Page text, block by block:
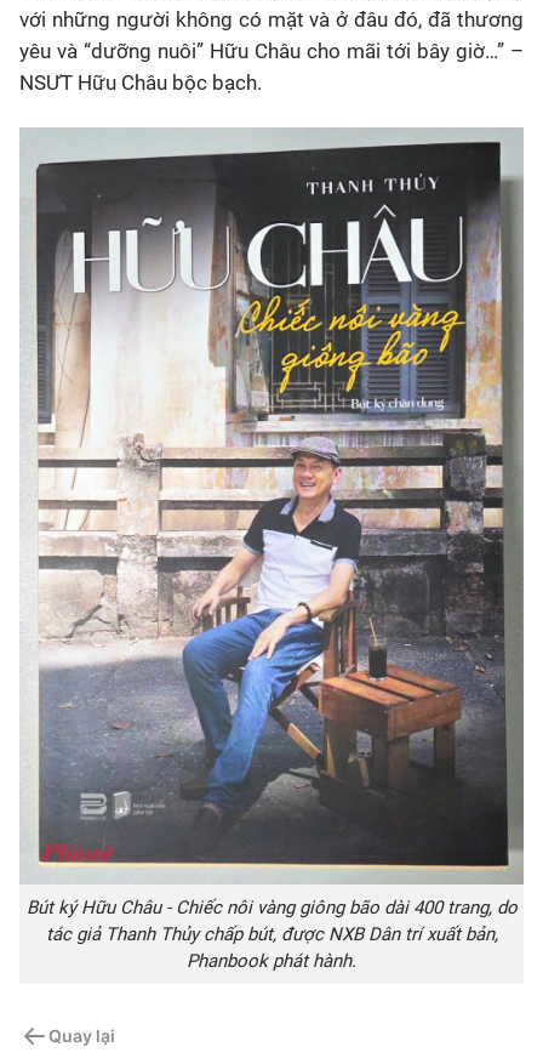
với những người không có mặt và ở đâu đó, đã thương
yêu và “dưỡng nuôi” Hữu Châu cho mãi tới bây giờ…” –
NSƯT Hữu Châu bộc bạch.
Bút ký Hữu Châu - Chiếc nôi vàng giông bão dài 400 trang, do
tác giả Thanh Thủy chấp bút, được NXB Dân trí xuất bản,
Phanbook phát hành.
Quay lại